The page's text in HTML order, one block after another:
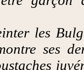
les
ses